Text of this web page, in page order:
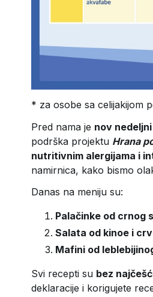
* za osobe sa celijakijom
Pred nama je nov
podrška projektu Hrana
nutritivnim alergijama i
namirnica, kako bismo
Danas na meniju su:
Palačinke od crnog
Salata od kinoe i
Mafini od
Svi recepti su bez
deklaracije i korigujete